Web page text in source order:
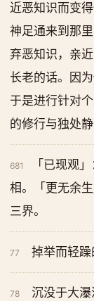
近恶知识而变
神足通来到那
弃恶知识，亲
长老的话。因
于是进行针对
的修行与独处静
681
「已现观
相。「更无余
三界。
77 掉举而轻躁
78 沉没于大瀑